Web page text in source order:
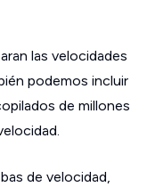
las velocidades
podemos incluir
de millones
de velocidad,